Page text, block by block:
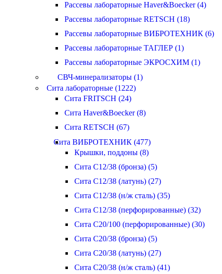
Рассевы лабораторные Haver&Boecker (4)
Рассевы лабораторные RETSCH (18)
Рассевы лабораторные ВИБРОТЕХНИК (6)
Рассевы лабораторные ТАГЛЕР (1)
Рассевы лабораторные ЭКРОСХИМ (1)
СВЧ-минерализаторы (1)
Сита лабораторные (1222)
Сита FRITSCH (24)
Сита Haver&Boecker (8)
Сита RETSCH (67)
Сита ВИБРОТЕХНИК (477)
Крышки, поддоны (8)
Сита С12/38 (бронза) (5)
Сита С12/38 (латунь) (27)
Сита С12/38 (н/ж сталь) (35)
Сита С12/38 (перфорированные) (32)
Сита С20/100 (перфорированные) (30)
Сита С20/38 (бронза) (5)
Сита С20/38 (латунь) (27)
Сита С20/38 (н/ж сталь) (41)